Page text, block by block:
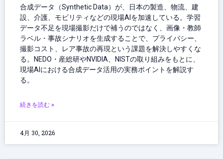
合成データ（Synthetic Data）が、日本の製造、物流、建
設、介護、モビリティなどの現場AIを加速している。学習
データ不足を現場撮影だけで補うのではなく、画像・教師
ラベル・事故シナリオを生成することで、プライバシー、
撮影コスト、レア事故の再現という課題を解決しやすくな
る。NEDO・産総研やNVIDIA、NISTの取り組みをもとに、
現場AIにおける合成データ活用の実務ポイントを解説す
る。
続きを読む »
4月 30, 2026